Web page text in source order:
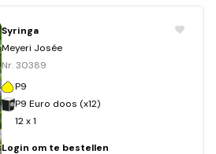
Syringa
Meyeri Josée
Nr. 30389
P9
P9 Euro doos (x12)
12 x 1
Login om te bestellen